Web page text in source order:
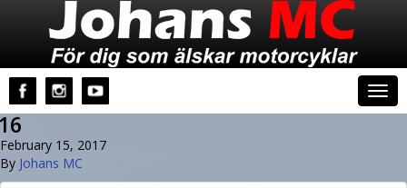
February 15, 2017
By Johans MC